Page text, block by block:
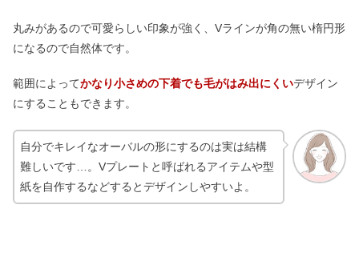
丸みがあるので可愛らしい印象が強く、Vラインが角の無い楕円形
になるので自然体です。
範囲によってかなり小さめの下着でも毛がはみ出にくいデザイン
にすることもできます。
自分でキレイなオーバルの形にするのは実は結構
難しいです…。Vプレートと呼ばれるアイテムや型
紙を自作するなどするとデザインしやすいよ。